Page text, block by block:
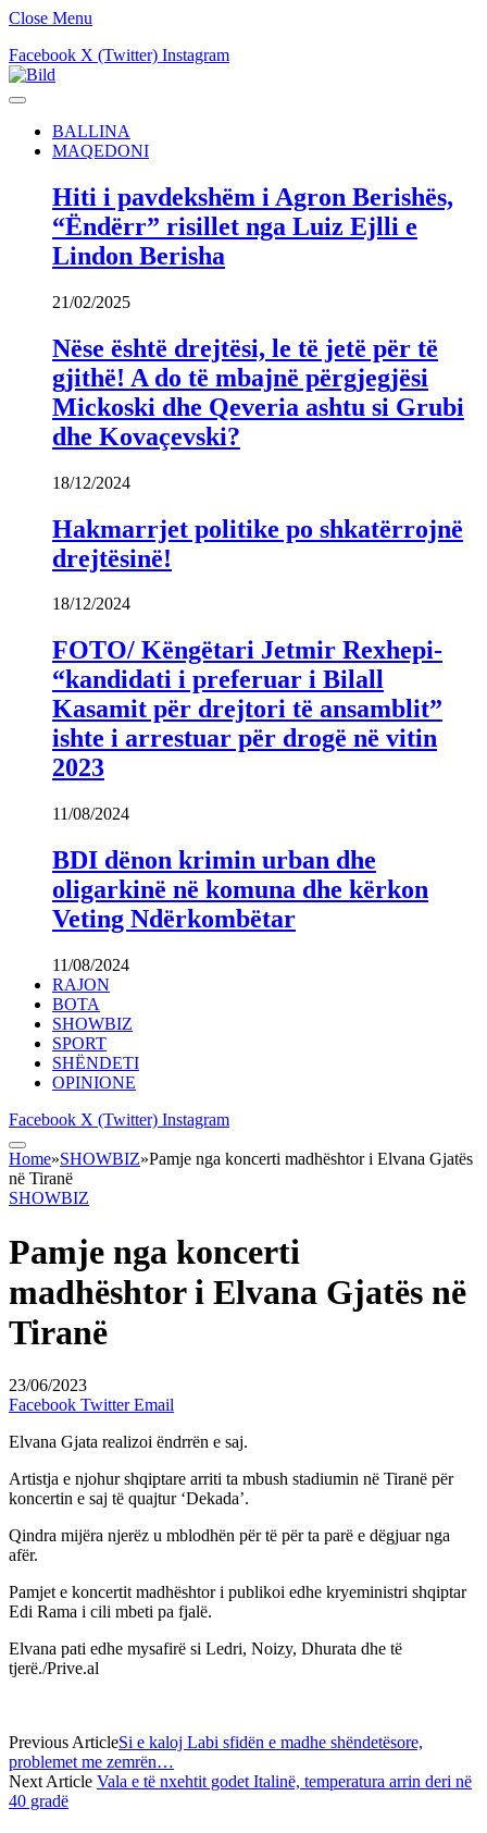
Close Menu
Facebook X (Twitter) Instagram
BALLINA
MAQEDONI
Hiti i pavdekshëm i Agron Berishës,
“Ëndërr” risillet nga Luiz Ejlli e
Lindon Berisha
21/02/2025
Nëse është drejtësi, le të jetë për të
gjithë! A do të mbajnë përgjegjësi
Mickoski dhe Qeveria ashtu si Grubi
dhe Kovaçevski?
18/12/2024
Hakmarrjet politike po shkatërrojnë
drejtësinë!
18/12/2024
FOTO/ Këngëtari Jetmir Rexhepi-
“kandidati i preferuar i Bilall
Kasamit për drejtori të ansamblit”
ishte i arrestuar për drogë në vitin
2023
11/08/2024
BDI dënon krimin urban dhe
oligarkinë në komuna dhe kërkon
Veting Ndërkombëtar
11/08/2024
RAJON
BOTA
SHOWBIZ
SPORT
SHËNDETI
OPINIONE
Facebook X (Twitter) Instagram
Home»SHOWBIZ»Pamje nga koncerti madhështor i Elvana Gjatës
në Tiranë
SHOWBIZ
Pamje nga koncerti
madhështor i Elvana Gjatës në
Tiranë
23/06/2023
Facebook Twitter Email
Elvana Gjata realizoi ëndrrën e saj.
Artistja e njohur shqiptare arriti ta mbush stadiumin në Tiranë për
koncertin e saj të quajtur ‘Dekada’.
Qindra mijëra njerëz u mblodhën për të për ta parë e dëgjuar nga
afër.
Pamjet e koncertit madhështor i publikoi edhe kryeministri shqiptar
Edi Rama i cili mbeti pa fjalë.
Elvana pati edhe mysafirë si Ledri, Noizy, Dhurata dhe të
tjerë./Prive.al
Previous ArticleSi e kaloj Labi sfidën e madhe shëndetësore,
problemet me zemrën…
Next Article Vala e të nxehtit godet Italinë, temperatura arrin deri në
40 gradë